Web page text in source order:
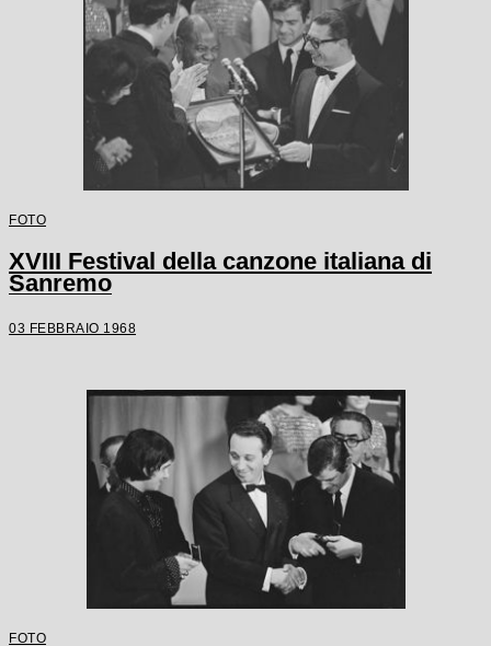
FOTO
XVIII Festival della canzone italiana di
Sanremo
03 FEBBRAIO 1968
FOTO